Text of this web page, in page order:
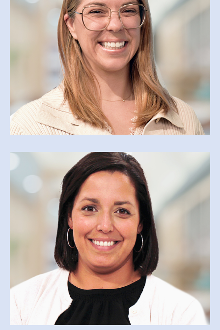
AGATHE RICHARD
Agathe.richard@cegepmv.ca
CATHERINE DAGENAIS
Catherine.dagenais@cegepmv.ca